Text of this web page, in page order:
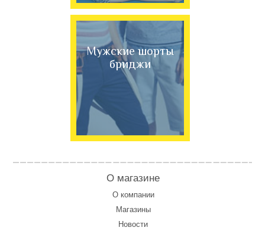
Мужские шорты
бриджи
О магазине
О компании
Магазины
Новости